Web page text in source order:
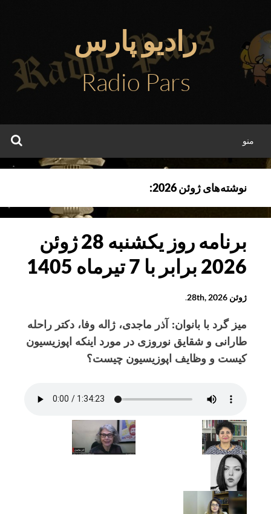
محتوا
رادیو پارس
Radio Pars
منو
نوشته‌هایژوئن 2026 :
برنامه روز یکشنبه 28 ژوئن
2026 برابر با 7 تیرماه 1405
ژوئن 28th, 2026 .
میز گرد با بانوان: آذر ماجدی، ژاله وفا، دکتر راحله
طارانی و شقایق نوروزی در مورد اینکه اپوزیسیون
کیست و وظایف اپوزیسیون چیست؟